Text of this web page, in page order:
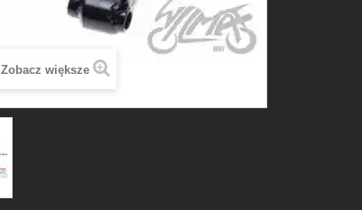
Zobacz większe